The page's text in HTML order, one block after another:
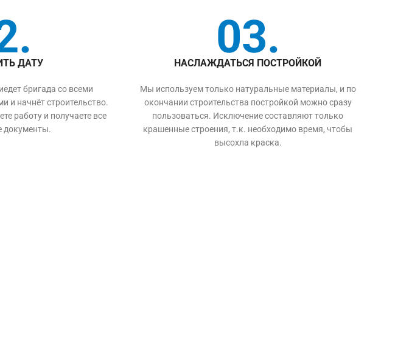
ДАТУ
бригада со всеми
и начнёт строительство.
работу и получаете все
документы.
03.
НАСЛАЖДАТЬСЯ ПОСТРОЙКОЙ
Мы используем только натуральные материалы, и по
окончании строительства постройкой можно сразу
пользоваться. Исключение составляют только
крашенные строения, т.к. необходимо время, чтобы
высохла краска.